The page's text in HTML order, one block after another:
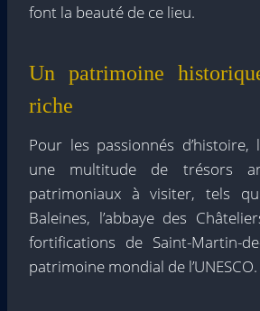
font la beauté de ce lieu.
Un patrimoine
riche
Pour les passionnés d’histoire,
une multitude de trésors
patrimoniaux à visiter, tels
Baleines, l’abbaye des
fortifications de Saint-Martin-
patrimoine mondial de l’UNESCO.